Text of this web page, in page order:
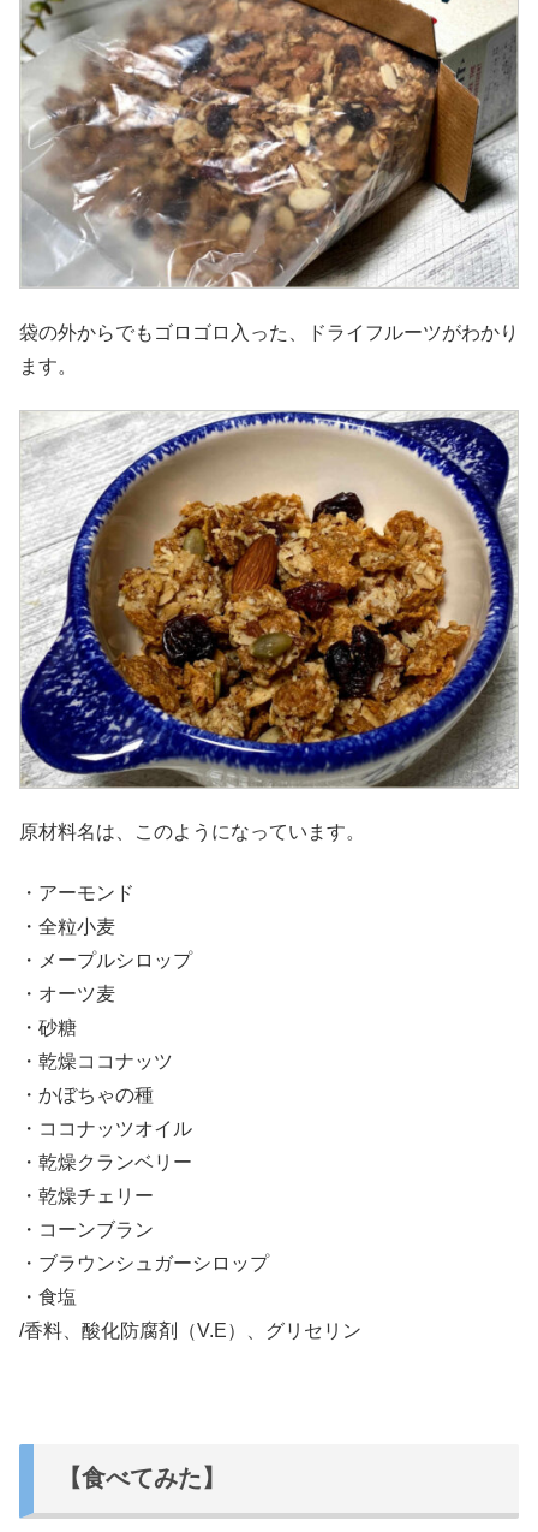
袋の外からでもゴロゴロ入った、ドライフルーツがわかり
ます。
原材料名は、このようになっています。
・アーモンド
・全粒小麦
・メープルシロップ
・オーツ麦
・砂糖
・乾燥ココナッツ
・かぼちゃの種
・ココナッツオイル
・乾燥クランベリー
・乾燥チェリー
・コーンブラン
・ブラウンシュガーシロップ
・食塩
/香料、酸化防腐剤（V.E）、グリセリン
【食べてみた】